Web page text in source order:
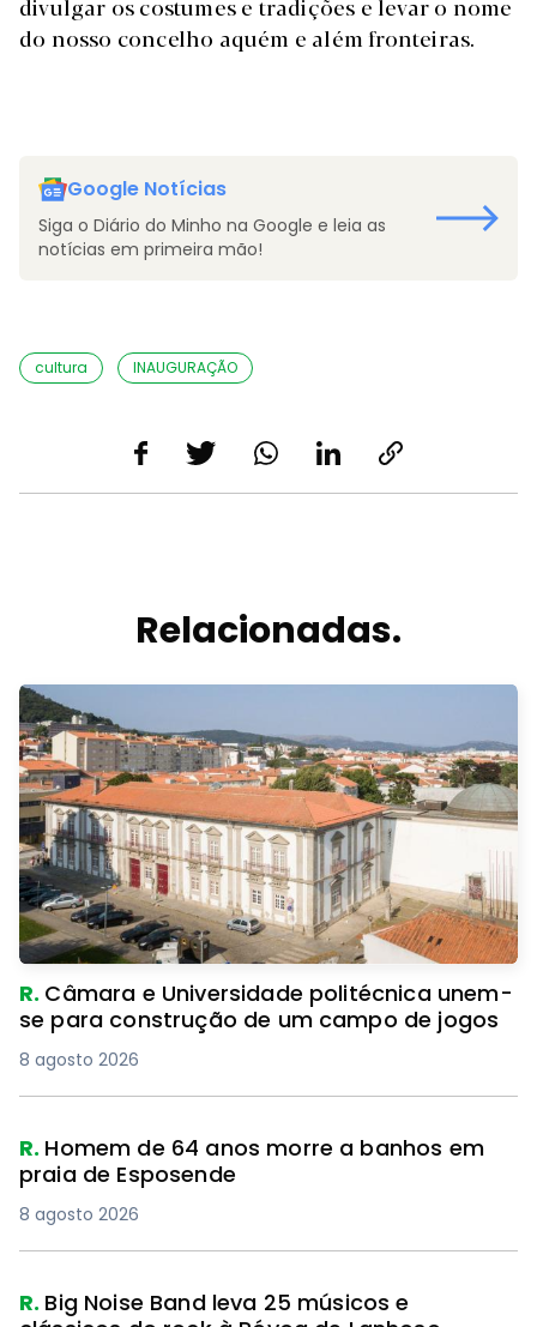
do nosso concelho aquém e além fronteiras.
Google Notícias
Siga o Diário do Minho na Google e leia as
notícias em primeira mão!
cultura INAUGURAÇÃO
Relacionadas.
R. Câmara e Universidade politécnica unem-
se para construção de um campo de jogos
8 agosto 2026
R. Homem de 64 anos morre a banhos em
praia de Esposende
8 agosto 2026
R. Big Noise Band leva 25 músicos e